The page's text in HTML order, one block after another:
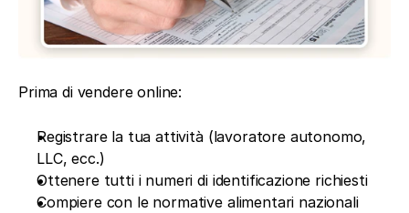
Prima di vendere online:
Registrare la tua attività (lavoratore autonomo,
LLC, ecc.)
Ottenere tutti i numeri di identificazione richiesti
Compiere con le normative alimentari nazionali